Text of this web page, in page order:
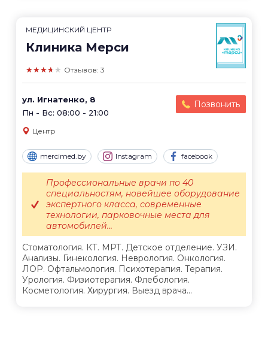
МЕДИЦИНСКИЙ ЦЕНТР
Клиника Мерси
★★★★★ Отзывов: 3
ул. Игнатенко, 8
Пн - Вс: 08:00 - 21:00
Позвонить
Центр
mercimed.by Instagram facebook
Стоматология. КТ. МРТ. Детское отделение. УЗИ.
Анализы. Гинекология. Неврология. Онкология.
ЛОР. Офтальмология. Психотерапия. Терапия.
Урология. Физиотерапия. Флебология.
Косметология. Хирургия. Выезд врача...
Профессиональные врачи по 40
специальностям, новейшее оборудование
экспертного класса, современные
технологии, парковочные места для
автомобилей...